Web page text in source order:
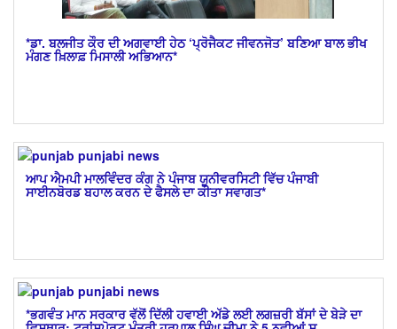
*ਡਾ. ਬਲਜੀਤ ਕੌਰ ਦੀ ਅਗਵਾਈ ਹੇਠ ‘ਪ੍ਰੋਜੈਕਟ ਜੀਵਨਜੋਤ’ ਬਣਿਆ ਬਾਲ ਭੀਖ
ਮੰਗਣ ਖ਼ਿਲਾਫ਼ ਮਿਸਾਲੀ ਅਭਿਆਨ*
ਆਪ ਐਮਪੀ ਮਾਲਵਿੰਦਰ ਕੰਗ ਨੇ ਪੰਜਾਬ ਯੂਨੀਵਰਸਿਟੀ ਵਿੱਚ ਪੰਜਾਬੀ
ਸਾਈਨਬੋਰਡ ਬਹਾਲ ਕਰਨ ਦੇ ਫੈਸਲੇ ਦਾ ਕੀਤਾ ਸਵਾਗਤ*
*ਭਗਵੰਤ ਮਾਨ ਸਰਕਾਰ ਵੱਲੋਂ ਦਿੱਲੀ ਹਵਾਈ ਅੱਡੇ ਲਈ ਲਗਜ਼ਰੀ ਬੱਸਾਂ ਦੇ ਬੇੜੇ ਦਾ